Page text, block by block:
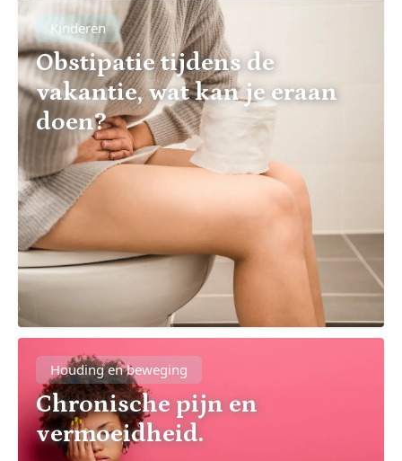
Kinderen
Obstipatie tijdens de
vakantie, wat kan je eraan
doen?
Houding en beweging
Chronische pijn en
vermoeidheid.